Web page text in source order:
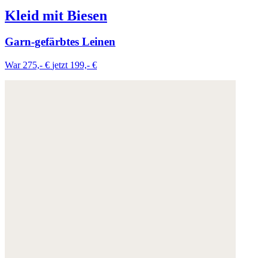
Kleid mit Biesen
Garn-gefärbtes Leinen
War 275,- € jetzt 199,- €